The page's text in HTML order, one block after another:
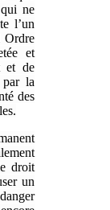
ne
l’un
Ordre
et
et de
par la
des
droit
un